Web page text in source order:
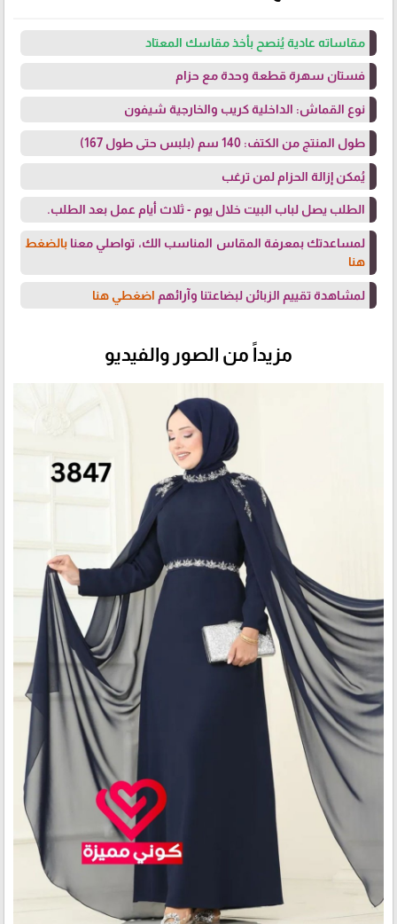
مقاساته عادية يُنصح بأخذ مقاسك المعتاد
فستان سهرة قطعة وحدة مع حزام
نوع القماش: الداخلية كريب والخارجية شيفون
طول المنتج من الكتف: 140 سم (بلبس حتى طول 167)
يُمكن إزالة الحزام لمن ترغب
الطلب يصل لباب البيت خلال يوم - ثلاث أيام عمل بعد الطلب.
لمساعدتك بمعرفة المقاس المناسب الك، تواصلي معنابالضغط
هنا
لمشاهدة تقييم الزبائن لبضاعتنا وآرائهم اضغطي هنا
مزيداً من الصور والفيديو